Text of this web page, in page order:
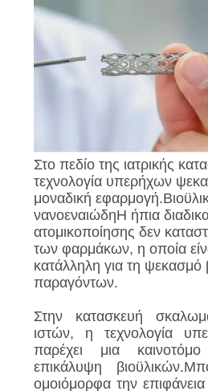
Στο πεδίο της ιατρικής
τεχνολογία υπερήχων
μοναδική
νανοεναιώδηΗ ήπια
ατομικοποίησης δεν
των φαρμάκων, η οποία
κατάλληλη για τη ψεκασμό
παραγόντων.
Στην κατασκευή
ιστών, η τεχνολογία
παρέχει μια
επικάλυψη
ομοιόμορφα την